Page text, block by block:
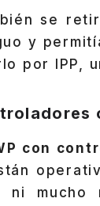
se
y
por IPP,
con
mucho